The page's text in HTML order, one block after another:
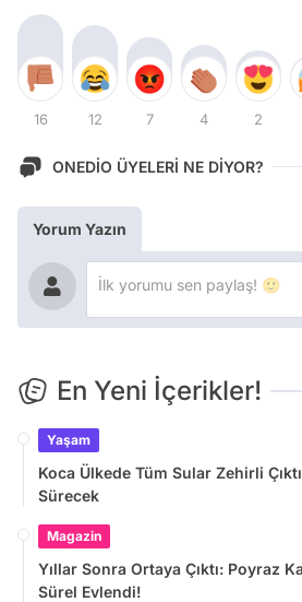
16 12 7 4 2
ONEDİO ÜYELERİ NE DİYOR?
Yorum Yazın
En Yeni İçerikler!
Yaşam
Koca Ülkede Tüm Sular Zehirli
Sürecek
Magazin
Yıllar Sonra Ortaya Çıktı: Poyraz
Sürel Evlendi!